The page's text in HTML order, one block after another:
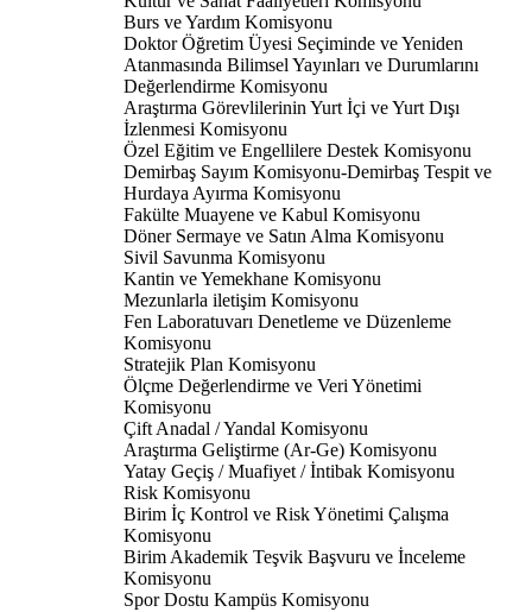
Burs ve Yardım Komisyonu
Doktor Öğretim Üyesi Seçiminde ve Yeniden
Atanmasında Bilimsel Yayınları ve Durumlarını
Değerlendirme Komisyonu
Araştırma Görevlilerinin Yurt İçi ve Yurt Dışı
İzlenmesi Komisyonu
Özel Eğitim ve Engellilere Destek Komisyonu
Demirbaş Sayım Komisyonu-Demirbaş Tespit ve
Hurdaya Ayırma Komisyonu
Fakülte Muayene ve Kabul Komisyonu
Döner Sermaye ve Satın Alma Komisyonu
Sivil Savunma Komisyonu
Kantin ve Yemekhane Komisyonu
Mezunlarla iletişim Komisyonu
Fen Laboratuvarı Denetleme ve Düzenleme
Komisyonu
Stratejik Plan Komisyonu
Ölçme Değerlendirme ve Veri Yönetimi
Komisyonu
Çift Anadal / Yandal Komisyonu
Araştırma Geliştirme (Ar-Ge) Komisyonu
Yatay Geçiş / Muafiyet / İntibak Komisyonu
Risk Komisyonu
Birim İç Kontrol ve Risk Yönetimi Çalışma
Komisyonu
Birim Akademik Teşvik Başvuru ve İnceleme
Komisyonu
Spor Dostu Kampüs Komisyonu